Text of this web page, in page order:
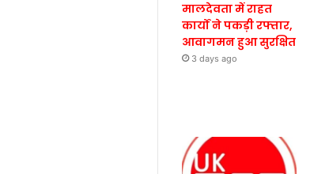
मालदेवता में राहत
कार्यों ने पकड़ी रफ्तार,
आवागमन हुआ सुरक्षित
3 days ago